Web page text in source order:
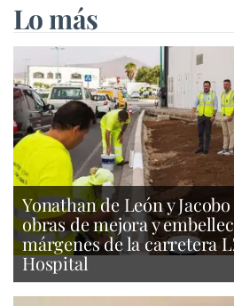
Lo más
Yonathan de León y
obras de mejora y
márgenes de la carretera
Hospital